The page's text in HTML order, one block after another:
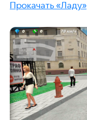
Прокачать «Ладу»